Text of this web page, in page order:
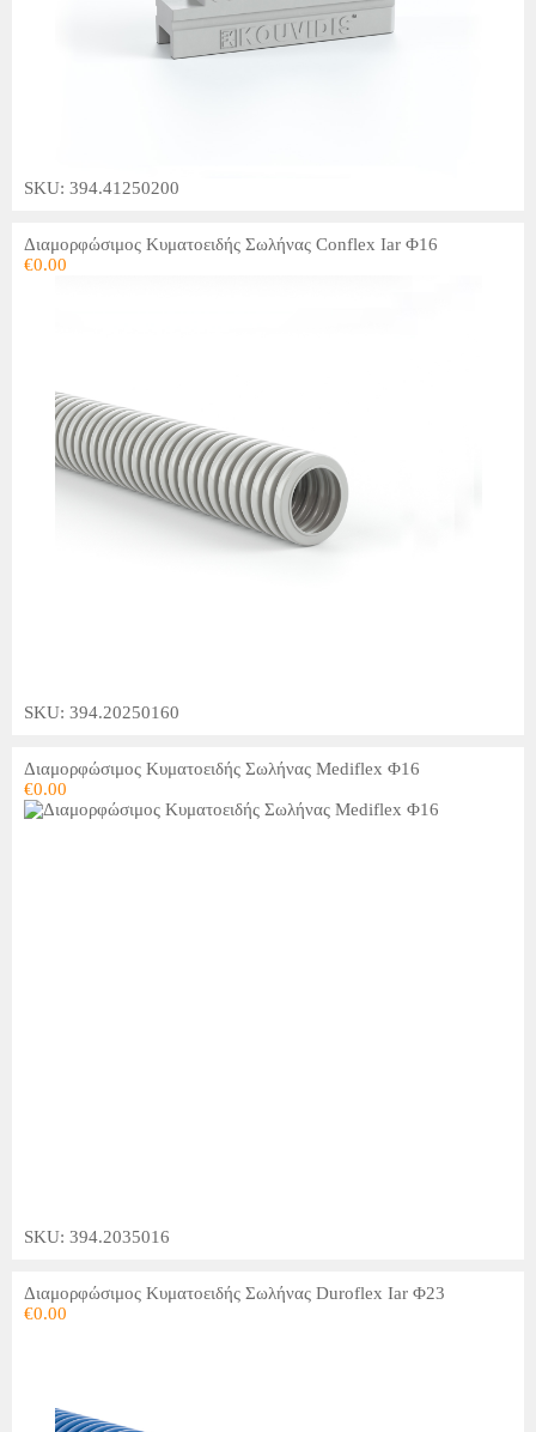
SKU: 394.41250200
Διαμορφώσιμος Κυματοειδής Σωλήνας Conflex Iar Φ16
€0.00
SKU: 394.20250160
Διαμορφώσιμος Κυματοειδής Σωλήνας Mediflex Φ16
€0.00
SKU: 394.2035016
Διαμορφώσιμος Κυματοειδής Σωλήνας Duroflex Iar Φ23
€0.00